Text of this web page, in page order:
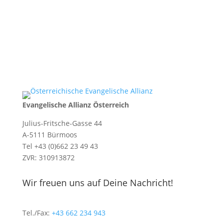
Evangelische Allianz Österreich
Julius-Fritsche-Gasse 44
A-5111 Bürmoos
Tel +43 (0)662 23 49 43
ZVR: 310913872
Wir freuen uns auf Deine Nachricht!
Tel./Fax: +43 662 234 943